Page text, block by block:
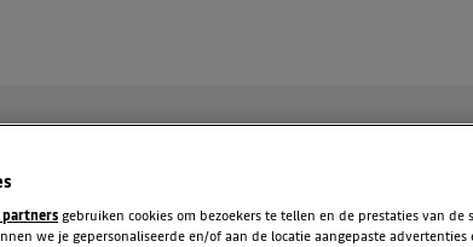
partners gebruiken cookies om bezoekers te tellen en de prestaties van de
we je gepersonaliseerde en/of aan de locatie aangepaste advertenties